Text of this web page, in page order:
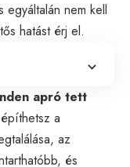
egyáltalán nem kell
hatást érj el.
apró tett
a
az
és